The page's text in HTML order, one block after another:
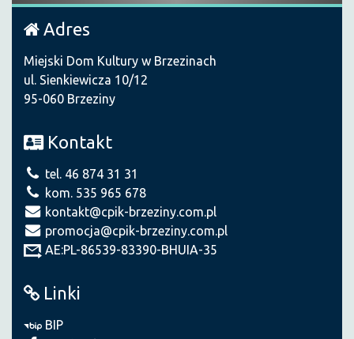
Adres
Miejski Dom Kultury w Brzezinach
ul. Sienkiewicza 10/12
95-060 Brzeziny
Kontakt
tel. 46 874 31 31
kom. 535 965 678
kontakt@cpik-brzeziny.com.pl
promocja@cpik-brzeziny.com.pl
AE:PL-86539-83390-BHUIA-35
Linki
BIP